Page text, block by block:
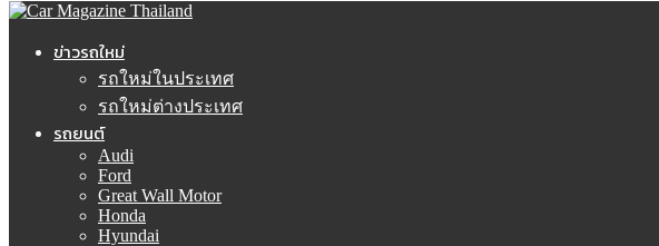
ข่าวรถใหม่
รถใหม่ในประเทศ
รถใหม่ต่างประเทศ
รถยนต์
Audi
Ford
Great Wall Motor
Honda
Hyundai